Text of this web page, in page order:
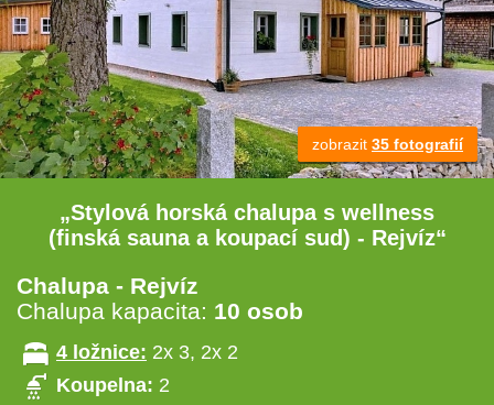
zobrazit 35 fotografií
„Stylová horská chalupa s wellness
(finská sauna a koupací sud) - Rejvíz“
Chalupa - Rejvíz
Chalupa kapacita: 10 osob
4 ložnice: 2x 3, 2x 2
Koupelna: 2